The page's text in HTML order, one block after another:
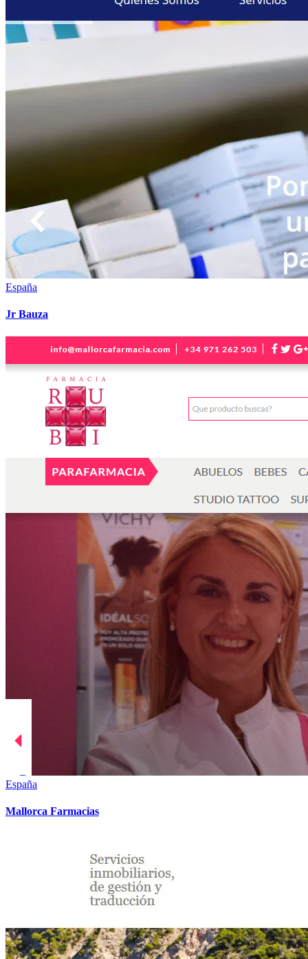
España
Jr Bauza
España
Mallorca Farmacias